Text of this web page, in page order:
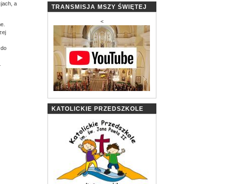
a
TRANSMISJA MSZY ŚWIĘTEJ
<
KATOLICKIE PRZEDSZKOLE